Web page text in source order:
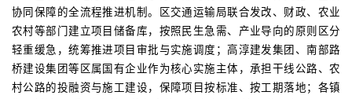
协同保障的全流程推进机制。区交通运输局联合发改、财政、农业
农村等部门建立项目储备库，按照民生急需、产业导向的原则区分
轻重缓急，统筹推进项目审批与实施调度；高淳建发集团、南部路
桥建设集团等区属国有企业作为核心实施主体，承担干线公路、农
村公路的投融资与施工建设，保障项目按标准、按工期落地；各镇